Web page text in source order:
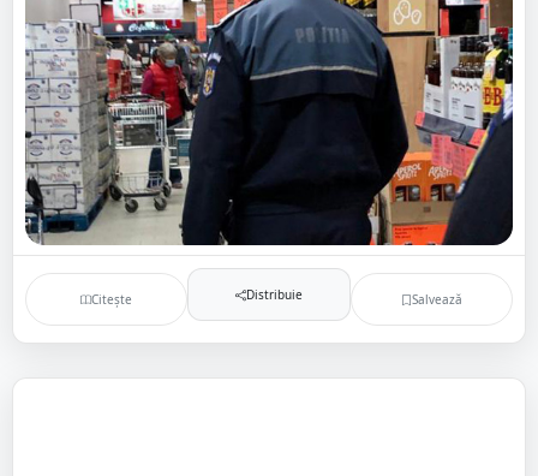
Citește Distribuie Salvează